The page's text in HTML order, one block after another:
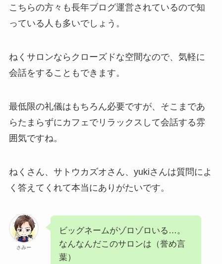
こちらの方々も長年ブログ運営されているので知
っている人も多いでしょう。
ねくサロンならクローズドな空間なので、気軽に
会話をすることもできます。
最低限の礼儀はもちろん必要ですが、そこまであ
らたまらずにカフェでリラックスして会話する雰
囲気ですね。
ねくさん、サトウカズオさん、yukiさんは質問によ
く答えてくれて本当にありがたいです。
さみー
ビッグネームがゾロゾロいる…。
なんなんだこのサロンは（誉め言
葉）